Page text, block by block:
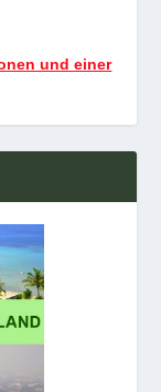
und einer